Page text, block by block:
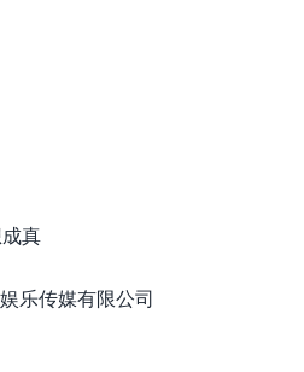
真
乐传媒有限公司